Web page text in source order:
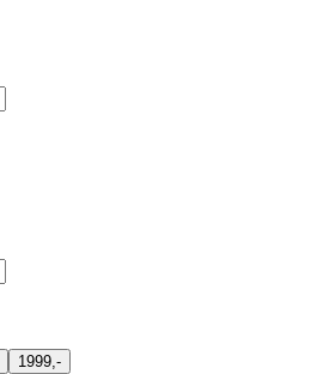
1999,-